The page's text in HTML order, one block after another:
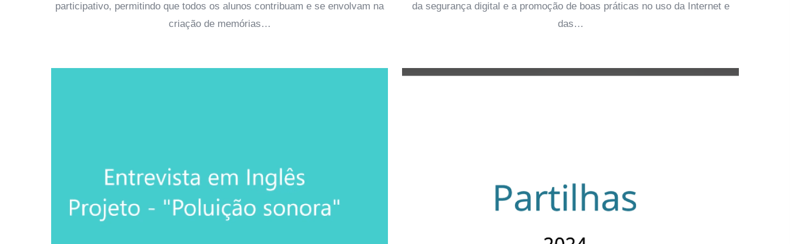
participativo, permitindo que todos os alunos contribuam e se envolvam na
criação de memórias…
da segurança digital e a promoção de boas práticas no uso da Internet e
das…